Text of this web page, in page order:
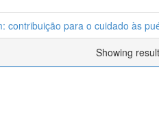
contribuição para o cuidado às
Showing